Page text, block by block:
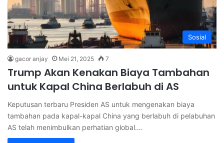
Sosial
gacor anjay Mei 21, 2025 7
Trump Akan Kenakan Biaya Tambahan
untuk Kapal China Berlabuh di AS
Keputusan terbaru Presiden AS untuk mengenakan biaya
tambahan pada kapal-kapal China yang berlabuh di pelabuhan
AS telah menimbulkan perhatian global.…